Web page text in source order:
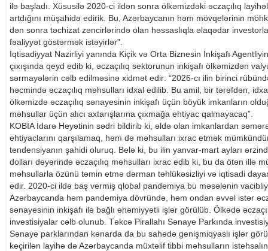
ilə başladı. Xüsusilə 2020-ci ildən sonra ölkəmizdəki əczaçılıq
artdığını müşahidə edirik. Bu, Azərbaycanın həm mövqelərinin
dən sonra təchizat zəncirlərində olan həssaslıqla əlaqədar
fəaliyyət göstərmək istəyirlər".
İqtisadiyyat Nazirliyi yanında Kiçik və Orta Biznesin İnkişafı
çıxışında qeyd edib ki, əczaçılıq sektorunun inkişafı ölkəmizdən
sərmayələrin cəlb edilməsinə xidmət edir: “2026-cı ilin birinci
həcmində əczaçılıq məhsulları idxal edilib. Bu amil, bir tərəfdən,
ölkəmizdə əczaçılıq sənayesinin inkişafı üçün böyük imkanların
məhsullar üçün alıcı axtarışlarına çıxmağa ehtiyac qalmayacaq”.
KOBİA İdarə Heyətinin sədri bildirib ki, əldə olan imkanlardan
ehtiyaclarını qarşılamaq, həm də məhsulları ixrac etmək
tendensiyanın şahidi oluruq. Belə ki, bu ilin yanvar-mart ayları
dolları dəyərində əczaçılıq məhsulları ixrac edib ki, bu da ötən illə
məhsullarla özünü təmin etmə dərman təhlükəsizliyi və iqtisadi
edir. 2020-ci ildə baş vermiş qlobal pandemiya bu məsələnin
Azərbaycanda həm pandemiya dövründə, həm ondan əvvəl istər
sənayesinin inkişafı ilə bağlı əhəmiyyətli işlər görülüb. Ölkədə
investisiyalar cəlb olunub. Təkcə Pirallahı Sənaye Parkında
Sənaye parklarından kənarda da bu sahədə genişmiqyaslı işlər
keçirilən layihə də Azərbaycanda müxtəlif tibbi məhsulların